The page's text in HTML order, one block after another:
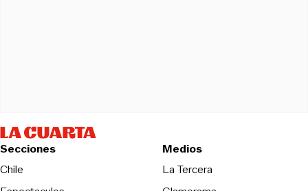
Secciones
Chile
Medios
La TerceraOpens in new